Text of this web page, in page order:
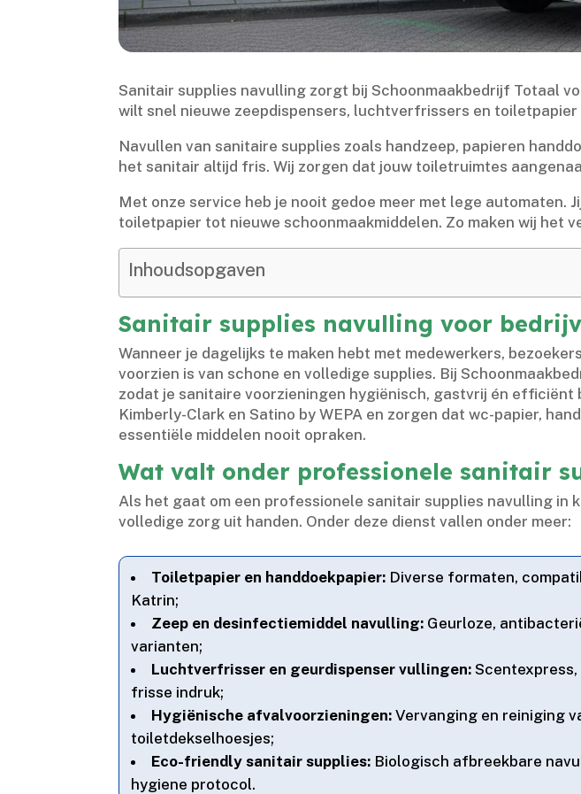
Sanitair supplies navulling zorgt bij Schoonmaakbedrijf Totaal
wilt snel nieuwe zeepdispensers, luchtverfrissers en
Navullen van sanitaire supplies zoals handzeep, papieren
het sanitair altijd fris.​ Wij zorgen dat jouw toiletruimtes
Met onze service heb je nooit gedoe meer met lege automaten.​
toiletpapier tot nieuwe schoonmaakmiddelen.​ Zo maken wij het
Inhoudsopgaven
Sanitair supplies navulling voor
Wanneer je dagelijks te maken hebt met medewerkers,
voorzien is van schone en volledige supplies.​ Bij
zodat je sanitaire voorzieningen hygiënisch, gastvrij én
Kimberly-Clark en Satino by WEPA en zorgen dat wc-papier,
essentiële middelen nooit opraken.​
Wat valt onder professionele sanitair
Als het gaat om een professionele sanitair supplies navulling
volledige zorg uit handen.​ Onder deze dienst vallen onder meer:
Toiletpapier en handdoekpapier: Diverse formaten,
Katrin;
Zeep en desinfectiemiddel navulling: Geurloze,
varianten;
Luchtverfrisser en geurdispenser vullingen:
frisse indruk;
Hygiënische afvalvoorzieningen: Vervanging en reiniging
toiletdekselhoesjes;
Eco-friendly sanitair supplies: Biologisch afbreekbare
hygiene protocol.​